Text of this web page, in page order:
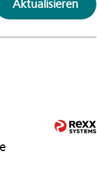
Aktualisieren